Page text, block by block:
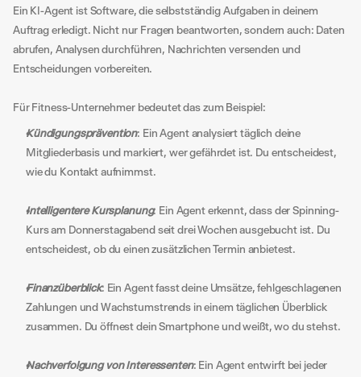
Ein KI-Agent ist Software, die selbstständig Aufgaben in deinem
Auftrag erledigt. Nicht nur Fragen beantworten, sondern auch: Daten
abrufen, Analysen durchführen, Nachrichten versenden und
Entscheidungen vorbereiten.
Für Fitness-Unternehmer bedeutet das zum Beispiel:
Kündigungsprävention: Ein Agent analysiert täglich deine
Mitgliederbasis und markiert, wer gefährdet ist. Du entscheidest,
wie du Kontakt aufnimmst.
Intelligentere Kursplanung: Ein Agent erkennt, dass der Spinning-
Kurs am Donnerstagabend seit drei Wochen ausgebucht ist. Du
entscheidest, ob du einen zusätzlichen Termin anbietest.
Finanzüberblick: Ein Agent fasst deine Umsätze, fehlgeschlagenen
Zahlungen und Wachstumstrends in einem täglichen Überblick
zusammen. Du öffnest dein Smartphone und weißt, wo du stehst.
Nachverfolgung von Interessenten: Ein Agent entwirft bei jeder